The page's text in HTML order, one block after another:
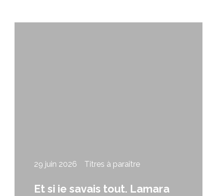
29 juin 2026 Titres à paraître
Et si je savais tout, Lamara